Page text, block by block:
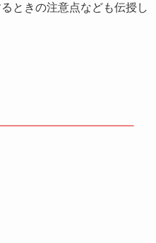
ときの注意点なども伝授し